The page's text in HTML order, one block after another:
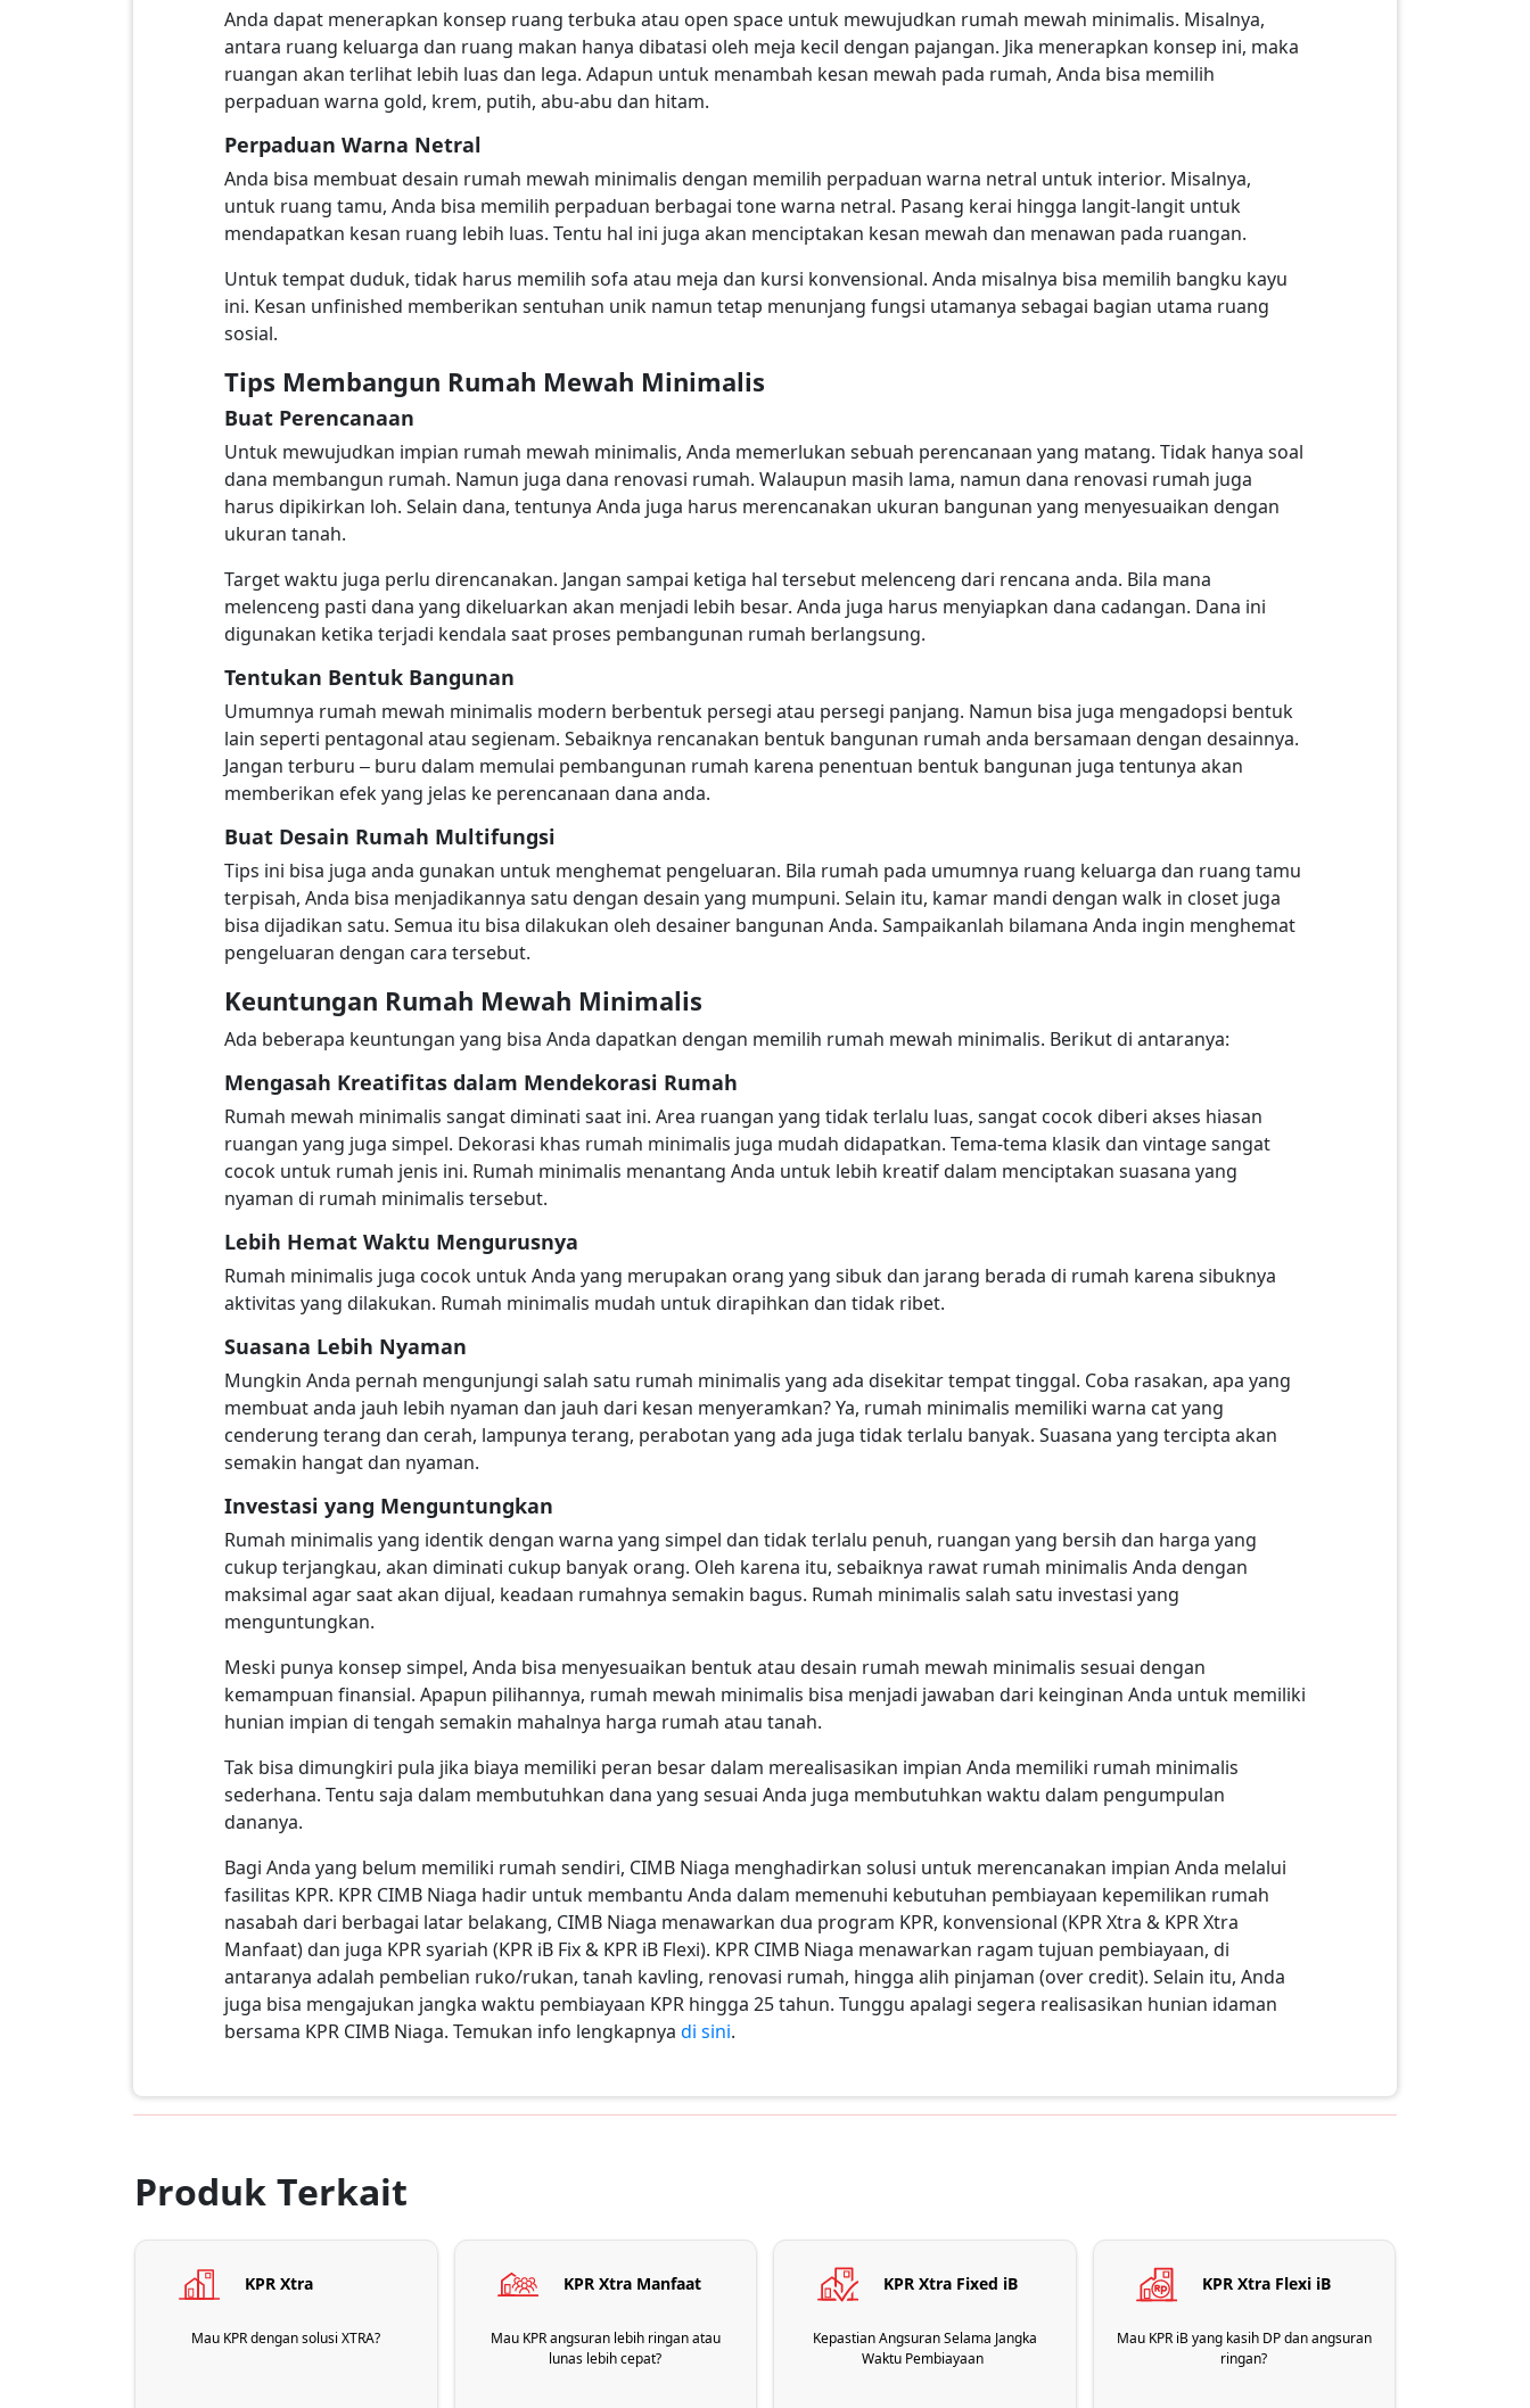
Anda dapat menerapkan konsep ruang terbuka atau open space untuk mewujudkan rumah mewah minimalis. Misalnya,
antara ruang keluarga dan ruang makan hanya dibatasi oleh meja kecil dengan pajangan. Jika menerapkan konsep ini, maka
ruangan akan terlihat lebih luas dan lega. Adapun untuk menambah kesan mewah pada rumah, Anda bisa memilih
perpaduan warna gold, krem, putih, abu-abu dan hitam.
Perpaduan Warna Netral
Anda bisa membuat desain rumah mewah minimalis dengan memilih perpaduan warna netral untuk interior. Misalnya,
untuk ruang tamu, Anda bisa memilih perpaduan berbagai tone warna netral. Pasang kerai hingga langit-langit untuk
mendapatkan kesan ruang lebih luas. Tentu hal ini juga akan menciptakan kesan mewah dan menawan pada ruangan.
Untuk tempat duduk, tidak harus memilih sofa atau meja dan kursi konvensional. Anda misalnya bisa memilih bangku kayu
ini. Kesan unfinished memberikan sentuhan unik namun tetap menunjang fungsi utamanya sebagai bagian utama ruang
sosial.
Tips Membangun Rumah Mewah Minimalis
Buat Perencanaan
Untuk mewujudkan impian rumah mewah minimalis, Anda memerlukan sebuah perencanaan yang matang. Tidak hanya soal
dana membangun rumah. Namun juga dana renovasi rumah. Walaupun masih lama, namun dana renovasi rumah juga
harus dipikirkan loh. Selain dana, tentunya Anda juga harus merencanakan ukuran bangunan yang menyesuaikan dengan
ukuran tanah.
Target waktu juga perlu direncanakan. Jangan sampai ketiga hal tersebut melenceng dari rencana anda. Bila mana
melenceng pasti dana yang dikeluarkan akan menjadi lebih besar. Anda juga harus menyiapkan dana cadangan. Dana ini
digunakan ketika terjadi kendala saat proses pembangunan rumah berlangsung.
Tentukan Bentuk Bangunan
Umumnya rumah mewah minimalis modern berbentuk persegi atau persegi panjang. Namun bisa juga mengadopsi bentuk
lain seperti pentagonal atau segienam. Sebaiknya rencanakan bentuk bangunan rumah anda bersamaan dengan desainnya.
Jangan terburu – buru dalam memulai pembangunan rumah karena penentuan bentuk bangunan juga tentunya akan
memberikan efek yang jelas ke perencanaan dana anda.
Buat Desain Rumah Multifungsi
Tips ini bisa juga anda gunakan untuk menghemat pengeluaran. Bila rumah pada umumnya ruang keluarga dan ruang tamu
terpisah, Anda bisa menjadikannya satu dengan desain yang mumpuni. Selain itu, kamar mandi dengan walk in closet juga
bisa dijadikan satu. Semua itu bisa dilakukan oleh desainer bangunan Anda. Sampaikanlah bilamana Anda ingin menghemat
pengeluaran dengan cara tersebut.
Keuntungan Rumah Mewah Minimalis
Ada beberapa keuntungan yang bisa Anda dapatkan dengan memilih rumah mewah minimalis. Berikut di antaranya:
Mengasah Kreatifitas dalam Mendekorasi Rumah
Rumah mewah minimalis sangat diminati saat ini. Area ruangan yang tidak terlalu luas, sangat cocok diberi akses hiasan
ruangan yang juga simpel. Dekorasi khas rumah minimalis juga mudah didapatkan. Tema-tema klasik dan vintage sangat
cocok untuk rumah jenis ini. Rumah minimalis menantang Anda untuk lebih kreatif dalam menciptakan suasana yang
nyaman di rumah minimalis tersebut.
Lebih Hemat Waktu Mengurusnya
Rumah minimalis juga cocok untuk Anda yang merupakan orang yang sibuk dan jarang berada di rumah karena sibuknya
aktivitas yang dilakukan. Rumah minimalis mudah untuk dirapihkan dan tidak ribet.
Suasana Lebih Nyaman
Mungkin Anda pernah mengunjungi salah satu rumah minimalis yang ada disekitar tempat tinggal. Coba rasakan, apa yang
membuat anda jauh lebih nyaman dan jauh dari kesan menyeramkan? Ya, rumah minimalis memiliki warna cat yang
cenderung terang dan cerah, lampunya terang, perabotan yang ada juga tidak terlalu banyak. Suasana yang tercipta akan
semakin hangat dan nyaman.
Investasi yang Menguntungkan
Rumah minimalis yang identik dengan warna yang simpel dan tidak terlalu penuh, ruangan yang bersih dan harga yang
cukup terjangkau, akan diminati cukup banyak orang. Oleh karena itu, sebaiknya rawat rumah minimalis Anda dengan
maksimal agar saat akan dijual, keadaan rumahnya semakin bagus. Rumah minimalis salah satu investasi yang
menguntungkan.
Meski punya konsep simpel, Anda bisa menyesuaikan bentuk atau desain rumah mewah minimalis sesuai dengan
kemampuan finansial. Apapun pilihannya, rumah mewah minimalis bisa menjadi jawaban dari keinginan Anda untuk memiliki
hunian impian di tengah semakin mahalnya harga rumah atau tanah.
Tak bisa dimungkiri pula jika biaya memiliki peran besar dalam merealisasikan impian Anda memiliki rumah minimalis
sederhana. Tentu saja dalam membutuhkan dana yang sesuai Anda juga membutuhkan waktu dalam pengumpulan
dananya.
Bagi Anda yang belum memiliki rumah sendiri, CIMB Niaga menghadirkan solusi untuk merencanakan impian Anda melalui
fasilitas KPR. KPR CIMB Niaga hadir untuk membantu Anda dalam memenuhi kebutuhan pembiayaan kepemilikan rumah
nasabah dari berbagai latar belakang, CIMB Niaga menawarkan dua program KPR, konvensional (KPR Xtra & KPR Xtra
Manfaat) dan juga KPR syariah (KPR iB Fix & KPR iB Flexi). KPR CIMB Niaga menawarkan ragam tujuan pembiayaan, di
antaranya adalah pembelian ruko/rukan, tanah kavling, renovasi rumah, hingga alih pinjaman (over credit). Selain itu, Anda
juga bisa mengajukan jangka waktu pembiayaan KPR hingga 25 tahun. Tunggu apalagi segera realisasikan hunian idaman
bersama KPR CIMB Niaga. Temukan info lengkapnya di sini.
Produk Terkait
KPR Xtra
Mau KPR dengan solusi XTRA?
KPR Xtra Manfaat
Mau KPR angsuran lebih ringan atau
lunas lebih cepat?
KPR Xtra Fixed iB
Kepastian Angsuran Selama Jangka
Waktu Pembiayaan
KPR Xtra Flexi iB
Mau KPR iB yang kasih DP dan angsuran
ringan?